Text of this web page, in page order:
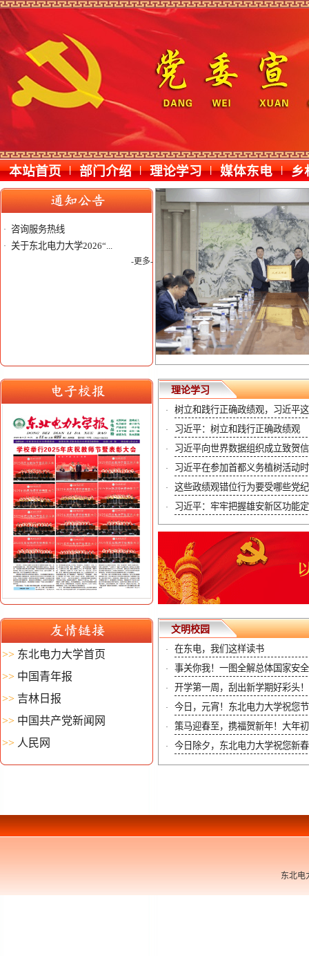
本站首页 | 部门介绍 | 理论学习 | 媒体东电 | 乡
· 咨询服务热线
· 关于东北电力大学2026“...
-更多-
理论学习
· 树立和践行正确政绩观，习近平
· 习近平：树立和践行正确政绩观
· 习近平向世界数据组织成立致贺信
· 习近平在参加首都义务植树活动
· 这些政绩观错位行为要受哪些党
· 习近平：牢牢把握雄安新区功能
>> 东北电力大学首页
>> 中国青年报
>> 吉林日报
>> 中国共产党新闻网
>> 人民网
文明校园
· 在东电，我们这样读书
· 事关你我！一图全解总体国家安
· 开学第一周，刮出新学期好彩头！
· 今日，元宵！东北电力大学祝您
· 策马迎春至，携福贺新年！大年
· 今日除夕，东北电力大学祝您新
东北电